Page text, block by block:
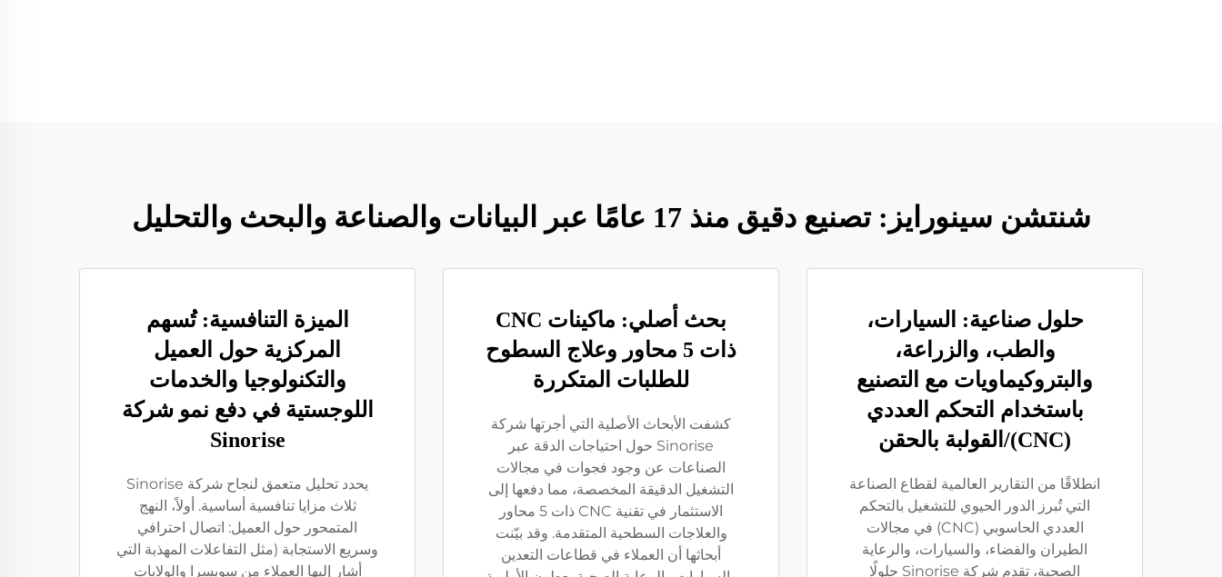
شنتشن سينورايز: تصنيع دقيق منذ 17 عامًا عبر البيانات والصناعة والبحث والتحليل
حلول صناعية: السيارات،
والطب، والزراعة،
والبتروكيماويات مع التصنيع
باستخدام التحكم العددي
(CNC)/القولبة بالحقن
انطلاقًا من التقارير العالمية لقطاع الصناعة
التي تُبرز الدور الحيوي للتشغيل بالتحكم
العددي الحاسوبي (CNC) في مجالات
الطيران والفضاء، والسيارات، والرعاية
الصحية، تقدم شركة Sinorise حلولًا
بحث أصلي: ماكينات CNC
ذات 5 محاور وعلاج السطوح
للطلبات المتكررة
كشفت الأبحاث الأصلية التي أجرتها شركة
Sinorise حول احتياجات الدقة عبر
الصناعات عن وجود فجوات في مجالات
التشغيل الدقيقة المخصصة، مما دفعها إلى
الاستثمار في تقنية CNC ذات 5 محاور
والعلاجات السطحية المتقدمة. وقد بيّنت
أبحاثها أن العملاء في قطاعات التعدين
الميزة التنافسية: تُسهم
المركزية حول العميل
والتكنولوجيا والخدمات
اللوجستية في دفع نمو شركة
Sinorise
يحدد تحليل متعمق لنجاح شركة Sinorise
ثلاث مزايا تنافسية أساسية. أولاً، النهج
المتمحور حول العميل: اتصال احترافي
وسريع الاستجابة (مثل التفاعلات المهذبة التي
أشار إليها العملاء من سويسرا والولايات